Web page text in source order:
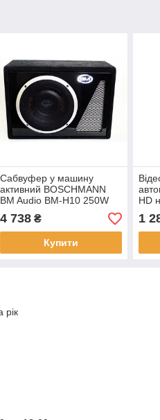
Сабвуфер у машину
активний BOSCHMANN
BM Audio BM-H10 250W
корпусний
4 738₴
Купити
HD
1
рік